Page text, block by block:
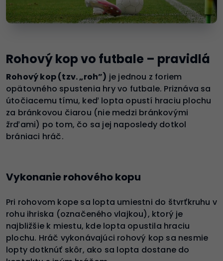
Rohový kop vo futbale – pravidlá
Rohový kop (tzv. „roh”) je jednou z foriem
opätovného spustenia hry vo futbale. Priznáva sa
útočiacemu tímu, keď lopta opustí hraciu plochu
za bránkovou čiarou (nie medzi bránkovými
žrďami) po tom, čo sa jej naposledy dotkol
brániaci hráč.
Vykonanie rohového kopu
Pri rohovom kope sa lopta umiestni do štvrťkruhu v
rohu ihriska (označeného vlajkou), ktorý je
najbližšie k miestu, kde lopta opustila hraciu
plochu. Hráč vykonávajúci rohový kop sa nesmie
lopty dotknúť skôr, ako sa lopta dostane do